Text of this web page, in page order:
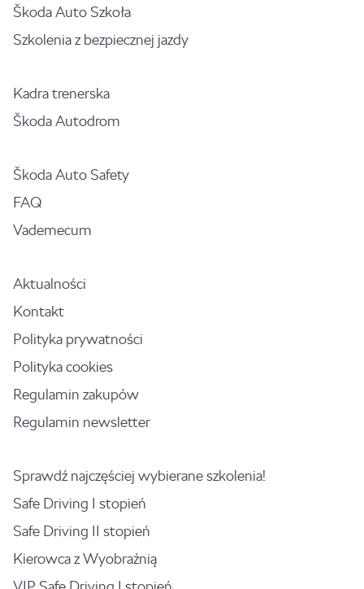
Škoda Auto Szkoła
Szkolenia z bezpiecznej jazdy
Kadra trenerska
Škoda Autodrom
Škoda Auto Safety
FAQ
Vademecum
Aktualności
Kontakt
Polityka prywatności
Polityka cookies
Regulamin zakupów
Regulamin newsletter
Sprawdź najczęściej wybierane szkolenia!
Safe Driving I stopień
Safe Driving II stopień
Kierowca z Wyobraźnią